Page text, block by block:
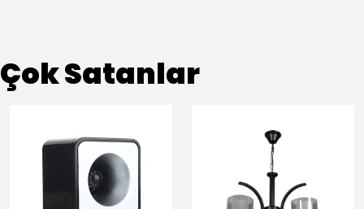
Çok Satanlar